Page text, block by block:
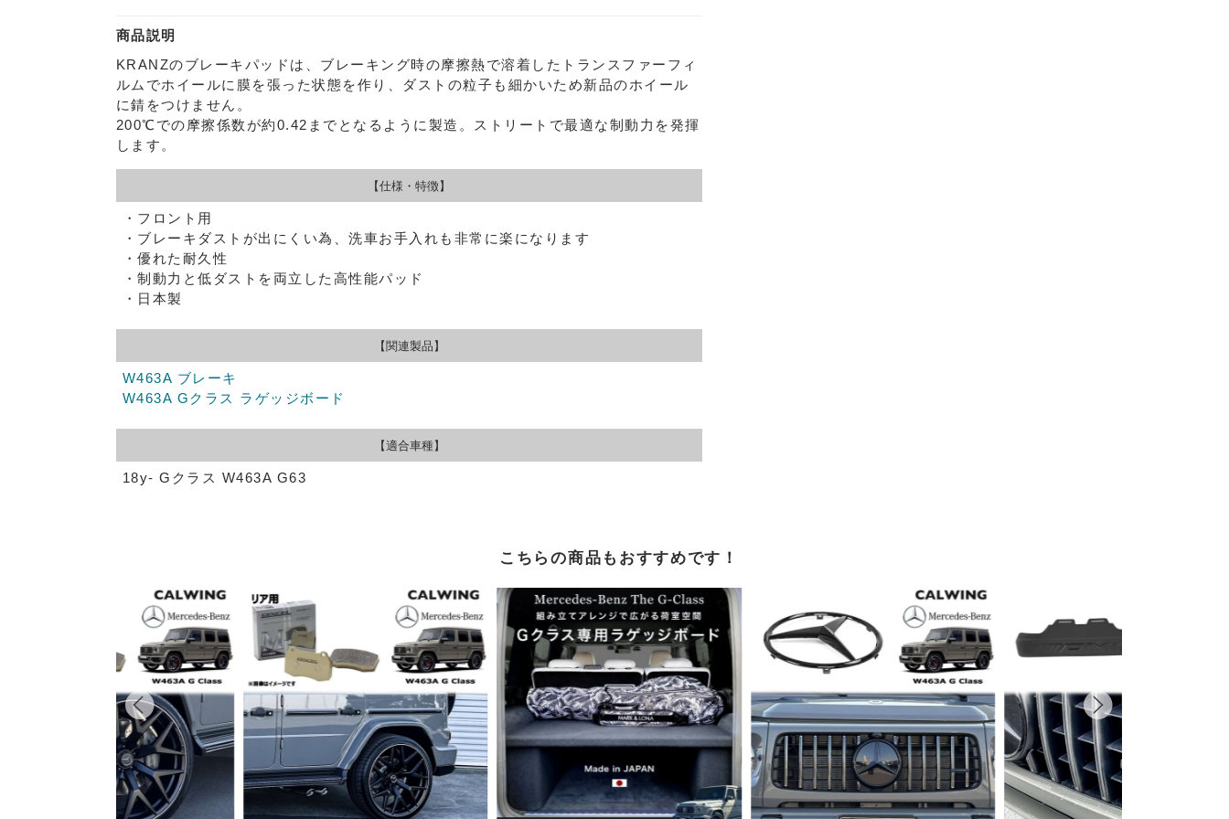
商品説明
KRANZのブレーキパッドは、ブレーキング時の摩擦熱で溶着したトランスファーフィ
ルムでホイールに膜を張った状態を作り、ダストの粒子も細かいため新品のホイール
に錆をつけません。
200℃での摩擦係数が約0.42までとなるように製造。ストリートで最適な制動力を発揮
します。
【仕様・特徴】
・フロント用
・ブレーキダストが出にくい為、洗車お手入れも非常に楽になります
・優れた耐久性
・制動力と低ダストを両立した高性能パッド
・日本製
【関連製品】
W463A ブレーキ
W463A Gクラス ラゲッジボード
【適合車種】
18y- Gクラス W463A G63
こちらの商品もおすすめです！